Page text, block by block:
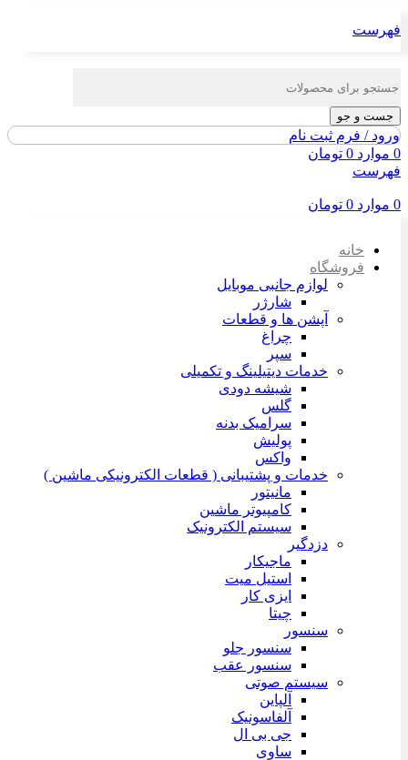
فهرست
جست و جو
ورود / فرم ثبت نام
0 موارد 0 تومان
فهرست
0 موارد 0 تومان
خانه
فروشگاه
لوازم جانبی موبایل
شارژر
آپشن ها و قطعات
چراغ
سپر
خدمات دیتیلینگ و تکمیلی
شیشه دودی
گلس
سرامیک بدنه
پولیش
واکس
خدمات و پشتیبانی ( قطعات الکترونیکی ماشین )
مانیتور
کامپیوتر ماشین
سیستم الکترونیک
دزدگیر
ماجیکار
استیل میت
ایزی کار
چیتا
سنسور
سنسور جلو
سنسور عقب
سیستم صوتی
آلپاین
آلفاسونیک
جی بی ال
ساوی